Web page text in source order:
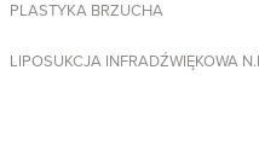
PLASTYKA BRZUCHA
LIPOSUKCJA INFRADŹWIĘKOWA